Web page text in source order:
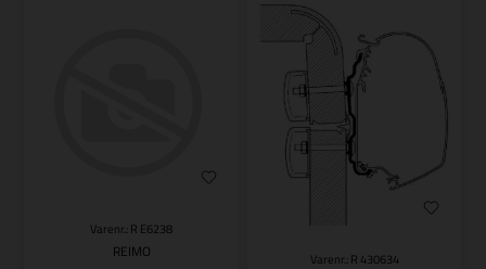
Varenr.: R E6238
REIMO Varenr.: R 430634